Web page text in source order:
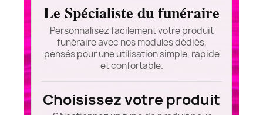
Le Spécialiste du funéraire
Personnalisez facilement votre produit
funéraire avec nos modules dédiés,
pensés pour une utilisation simple, rapide
et confortable.
Choisissez votre produit